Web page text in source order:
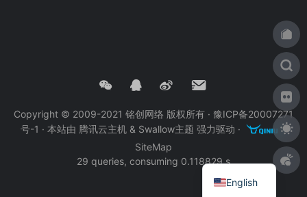
Copyright © 2009-2021 铭创网络 版权所有 · 豫ICP备20007271
号-1 · 本站由 腾讯云主机 & Swallow主题 强力驱动 ·
·
SiteMap
29 queries, consuming 0.118829 s
English